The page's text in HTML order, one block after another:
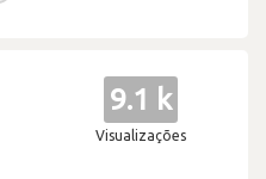
9.1 k
Visualizações